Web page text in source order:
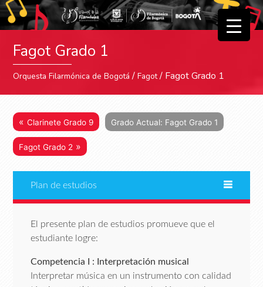
Fagot Grado 1
Orquesta Filarmónica de Bogotá /Fagot/ Fagot Grado 1
«Clarinete Grado 9 Grado Actual: Fagot Grado 1
Fagot Grado 2 »
Plan de estudios
El presente plan de estudios promueve que el
estudiante logre:
Competencia I : Interpretación musical
Interpretar música en un instrumento con calidad